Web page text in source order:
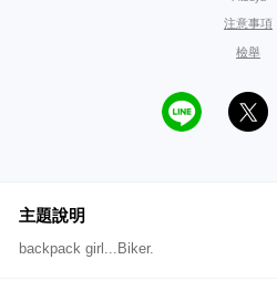
注意事項
檢舉
主題說明
backpack girl...Biker.